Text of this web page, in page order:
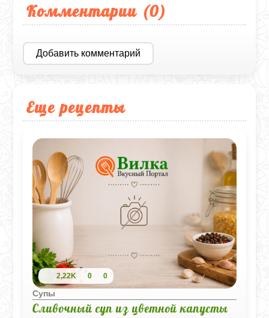
Комментарии (0)
Добавить комментарий
Еще рецепты
2,22K 0 0
Супы
Сливочный суп из цветной капусты